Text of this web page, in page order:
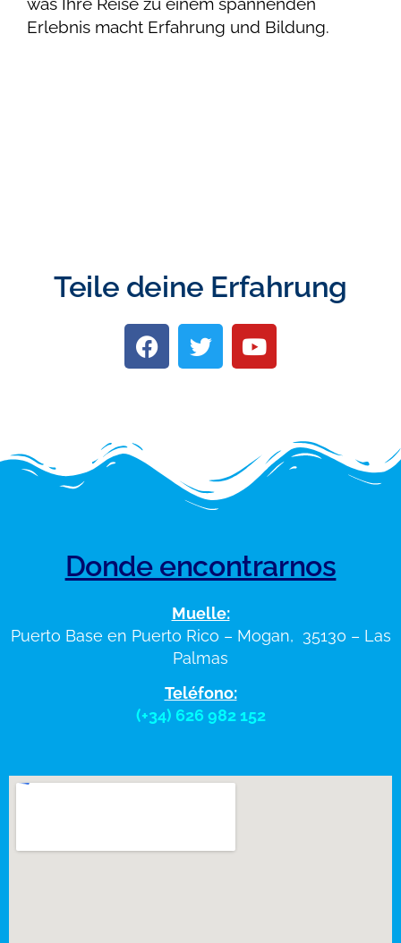
Erlebnis macht Erfahrung und Bildung.
Teile deine Erfahrung
Donde encontrarnos
Muelle:
Puerto Base en Puerto Rico – Mogan, 35130 – Las
Palmas
Teléfono:
(+34) 626 982 152